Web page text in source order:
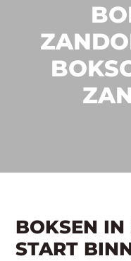
BOKSEN IN
START